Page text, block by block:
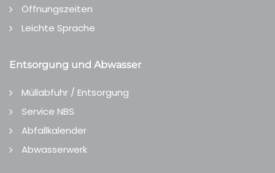
Öffnungszeiten
Leichte Sprache
Entsorgung und Abwasser
Müllabfuhr / Entsorgung
Service NBS
Abfallkalender
Abwasserwerk